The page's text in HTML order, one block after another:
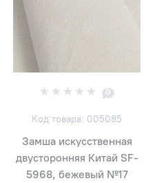
0
Код товара: 005085
Замша искусственная
двусторонняя Китай SF-
5968, бежевый №17